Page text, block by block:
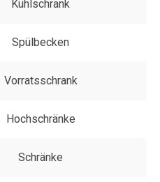
Kühlschrank
Spülbecken
Vorratsschrank
Hochschränke
Schränke